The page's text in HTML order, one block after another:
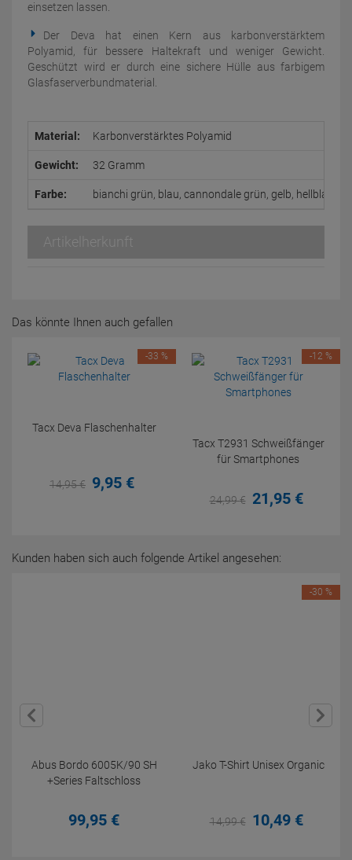
einsetzen lassen.
Der Deva hat einen Kern aus karbonverstärktem
Polyamid, für bessere Haltekraft und weniger Gewicht.
Geschützt wird er durch eine sichere Hülle aus farbigem
Glasfaserverbundmaterial.
Material: Karbonverstärktes Polyamid
Gewicht: 32 Gramm
Farbe: bianchi grün, blau, cannondale grün, gelb, hellblau,
Artikelherkunft
Das könnte Ihnen auch gefallen
Tacx Deva Flaschenhalter
14,95€ 9,95 €
-33 %
Tacx T2931 Schweißfänger
für Smartphones
24,99€ 21,95 €
-12 %
Kunden haben sich auch folgende Artikel angesehen:
Abus Bordo 6005K/90 SH
+Series Faltschloss
99,95 €
Jako T-Shirt Unisex Organic
14,99€ 10,49 €
-30 %